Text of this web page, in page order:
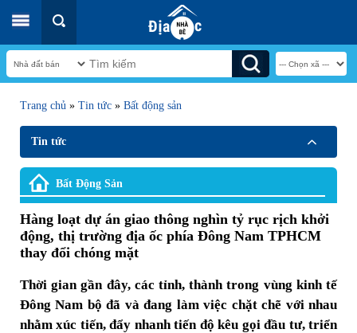
Trang chủ » Tin tức » Bất động sản
Tin tức
Bất Động Sản
Hàng loạt dự án giao thông nghìn tỷ rục rịch khởi
động, thị trường địa ốc phía Đông Nam TPHCM
thay đổi chóng mặt
Thời gian gần đây, các tỉnh, thành trong vùng kinh tế
Đông Nam bộ đã và đang làm việc chặt chẽ với nhau
nhằm xúc tiến, đẩy nhanh tiến độ kêu gọi đầu tư, triển